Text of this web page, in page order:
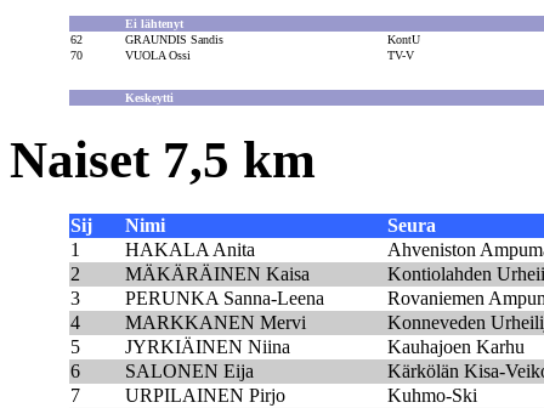
Ei lähtenyt
62
GRAUNDIS Sandis
KontU
70
VUOLA Ossi TV-V
Keskeytti
Naiset 7,5 km
Sij Nimi
Seura
1
HAKALA Anita
Ahveniston
2
MÄKÄRÄINEN Kaisa
Kontiolahden
3
PERUNKA Sanna-Leena
Rovaniemen
4
MARKKANEN Mervi
Konneveden
5
JYRKIÄINEN Niina
Kauhajoen Karhu
6
SALONEN Eija
Kärkölän Kisa-
7
URPILAINEN Pirjo
Kuhmo-Ski